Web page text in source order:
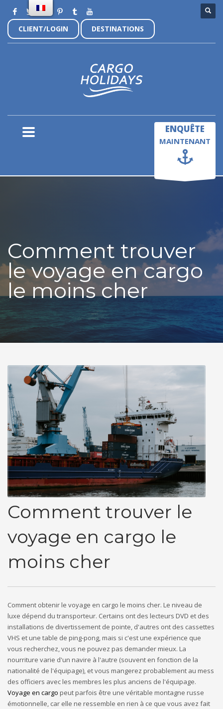
CLIENT/LOGIN DESTINATIONS
ENQUÊTE
MAINTENANT
Comment trouver
le voyage en cargo
le moins cher
Comment trouver le
voyage en cargo le
moins cher
Comment obtenir le voyage en cargo le moins cher. Le niveau de
luxe dépend du transporteur. Certains ont des lecteurs DVD et des
installations de divertissement de pointe, d'autres ont des cassettes
VHS et une table de ping-pong, mais si c'est une expérience que
vous recherchez, vous ne pouvez pas demander mieux. La
nourriture varie d'un navire à l'autre (souvent en fonction de la
nationalité de l'équipage), et vous mangerez probablement au mess
des officiers avec les membres les plus anciens de l'équipage.
Voyage en cargo peut parfois être une véritable montagne russe
émotionnelle, car elle ne ressemble en rien à ce que vous avez fait